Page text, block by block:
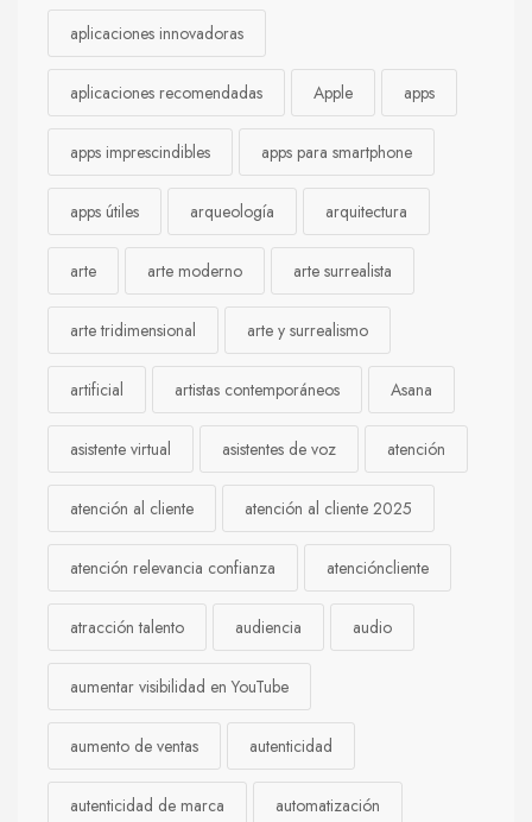
aplicaciones innovadoras
aplicaciones recomendadas Apple apps
apps imprescindibles apps para smartphone
apps útiles arqueología arquitectura
arte arte moderno arte surrealista
arte tridimensional arte y surrealismo
artificial artistas contemporáneos Asana
asistente virtual asistentes de voz atención
atención al cliente atención al cliente 2025
atención relevancia confianza atencióncliente
atracción talento audiencia audio
aumentar visibilidad en YouTube
aumento de ventas autenticidad
autenticidad de marca automatización